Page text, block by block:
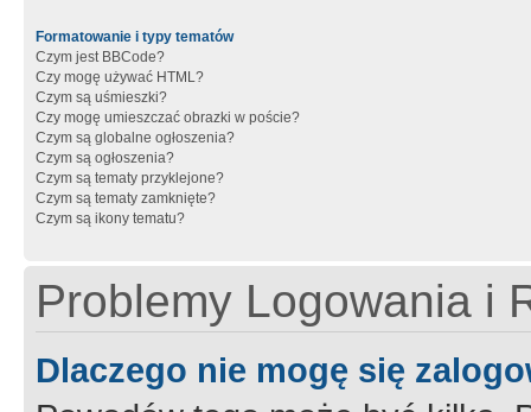
Formatowanie i typy tematów
Czym jest BBCode?
Czy mogę używać HTML?
Czym są uśmieszki?
Czy mogę umieszczać obrazki w poście?
Czym są globalne ogłoszenia?
Czym są ogłoszenia?
Czym są tematy przyklejone?
Czym są tematy zamknięte?
Czym są ikony tematu?
Problemy Logowania i
Dlaczego nie mogę się